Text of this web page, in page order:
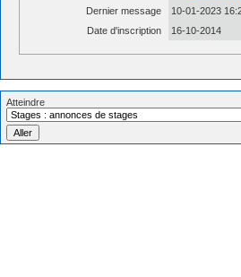
Dernier message
10-01-2023
Date d'inscription
16-10-2014
Atteindre